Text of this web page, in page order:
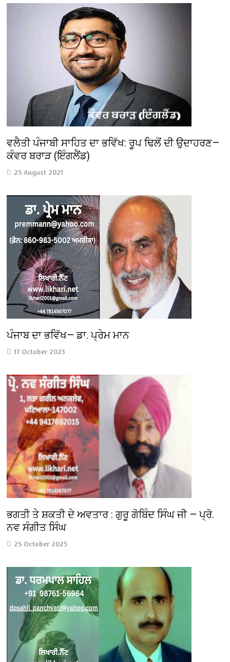
ਵਲੈਤੀ ਪੰਜਾਬੀ ਸਾਹਿਤ ਦਾ ਭਵਿੱਖ: ਰੂਪ ਢਿਲੋਂ ਦੀ ਉਦਾਹਰਣ—
ਕੰਵਰ ਬਰਾੜ (ਇੰਗਲੈਂਡ)
25 August 2021
ਪੰਜਾਬ ਦਾ ਭਵਿੱਖ— ਡਾ. ਪ੍ਰੇਮ ਮਾਨ
17 October 2023
ਭਗਤੀ ਤੇ ਸ਼ਕਤੀ ਦੇ ਅਵਤਾਰ : ਗੁਰੂ ਗੋਬਿੰਦ ਸਿੰਘ ਜੀ — ਪ੍ਰੋ.
ਨਵ ਸੰਗੀਤ ਸਿੰਘ
25 October 2025